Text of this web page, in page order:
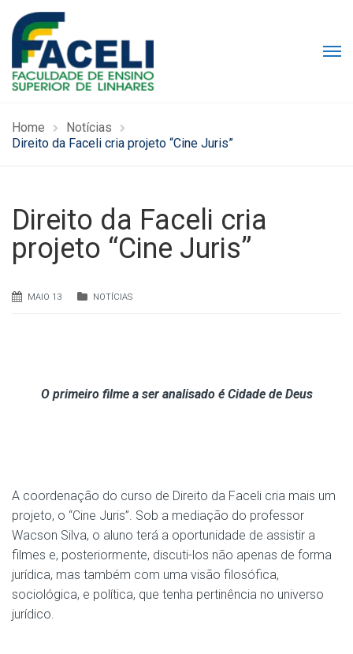
Home
Notícias
Direito da Faceli cria projeto “Cine Juris”
Direito da Faceli cria
projeto “Cine Juris”
MAIO 13 NOTÍCIAS
O primeiro filme a ser analisado é Cidade de Deus
A coordenação do curso de Direito da Faceli cria mais um
projeto, o “Cine Juris”. Sob a mediação do professor
Wacson Silva, o aluno terá a oportunidade de assistir a
filmes e, posteriormente, discuti-los não apenas de forma
jurídica, mas também com uma visão filosófica,
sociológica, e política, que tenha pertinência no universo
jurídico.